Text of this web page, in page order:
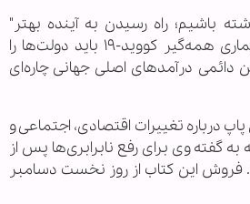
باشیم؛ راه رسیدن به آینده بهتر"
همچنین می‌گوید که بیماری همه‌گیر کووید-۱۹ باید دولت‌ها را
دائمی درآمدهای اصلی جهانی چاره‌ای
صفحه‌ای پاپ درباره تغییرات اقتصادی، اجتماعی و
گفته وی برای رفع نابرابری‌ها پس از
فروش این کتاب از روز نخست دسامبر